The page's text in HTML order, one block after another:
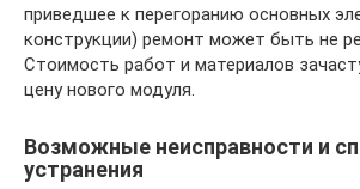
приведшее к перегоранию основных
конструкции) ремонт может быть не
Стоимость работ и материалов
цену нового модуля.
Возможные неисправности и
устранения